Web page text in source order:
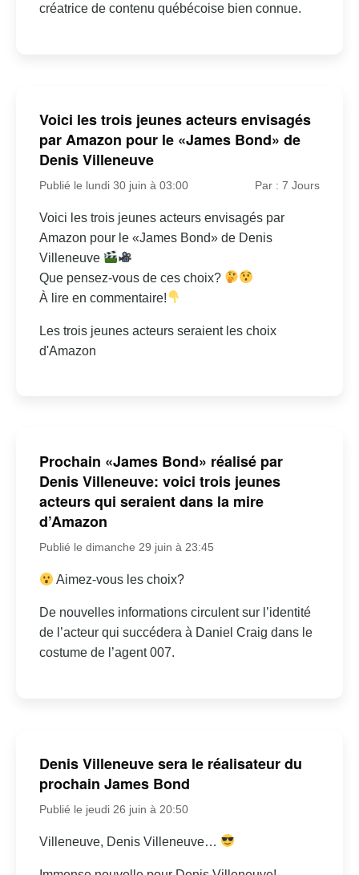
créatrice de contenu québécoise bien connue.
Voici les trois jeunes acteurs envisagés
par Amazon pour le «James Bond» de
Denis Villeneuve
Publié le lundi 30 juin à 03:00 Par : 7 Jours
Voici les trois jeunes acteurs envisagés par
Amazon pour le «James Bond» de Denis
Villeneuve
Que pensez-vous de ces choix?
À lire en commentaire!
Les trois jeunes acteurs seraient les choix
d'Amazon
Prochain «James Bond» réalisé par
Denis Villeneuve: voici trois jeunes
acteurs qui seraient dans la mire
d’Amazon
Publié le dimanche 29 juin à 23:45
Aimez-vous les choix?
De nouvelles informations circulent sur l’identité
de l’acteur qui succédera à Daniel Craig dans le
costume de l’agent 007.
Denis Villeneuve sera le réalisateur du
prochain James Bond
Publié le jeudi 26 juin à 20:50
Villeneuve, Denis Villeneuve…